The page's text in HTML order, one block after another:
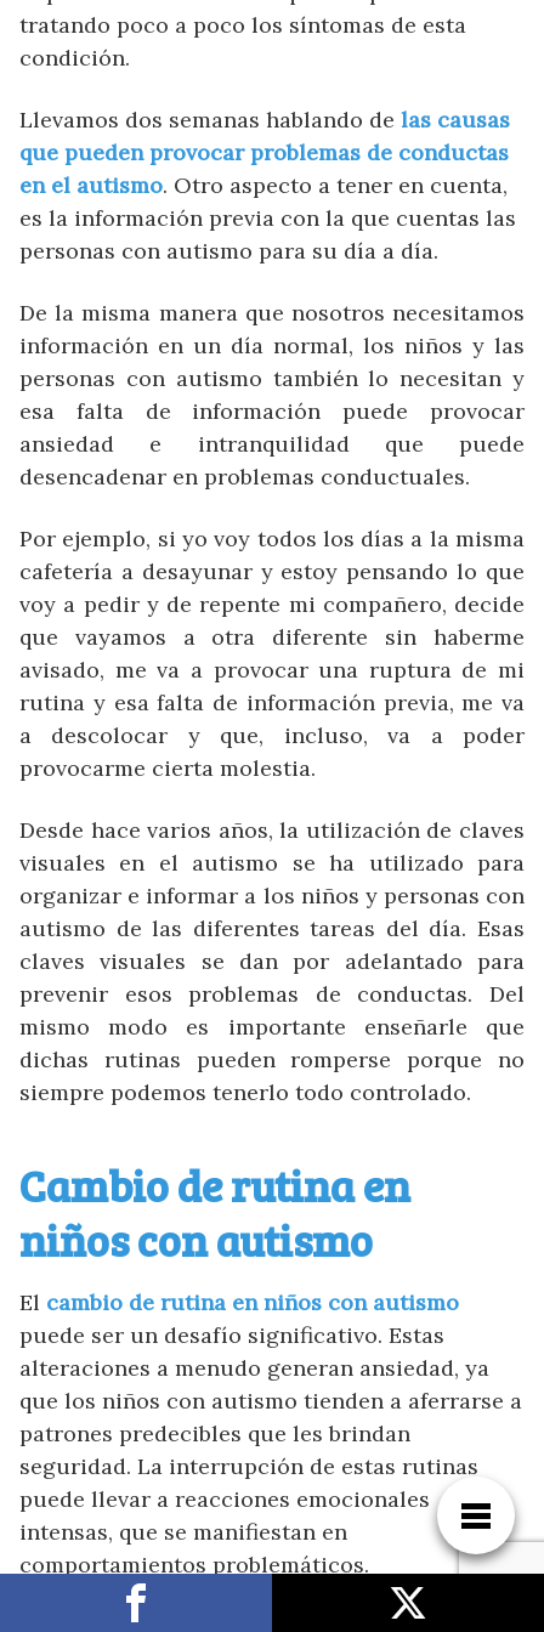
tratando poco a poco los síntomas de esta
condición.
Llevamos dos semanas hablando de las causas
que pueden provocar problemas de conductas
en el autismo. Otro aspecto a tener en cuenta,
es la información previa con la que cuentas las
personas con autismo para su día a día.
De la misma manera que nosotros necesitamos
información en un día normal, los niños y las
personas con autismo también lo necesitan y
esa falta de información puede provocar
ansiedad e intranquilidad que puede
desencadenar en problemas conductuales.
Por ejemplo, si yo voy todos los días a la misma
cafetería a desayunar y estoy pensando lo que
voy a pedir y de repente mi compañero, decide
que vayamos a otra diferente sin haberme
avisado, me va a provocar una ruptura de mi
rutina y esa falta de información previa, me va
a descolocar y que, incluso, va a poder
provocarme cierta molestia.
Desde hace varios años, la utilización de claves
visuales en el autismo se ha utilizado para
organizar e informar a los niños y personas con
autismo de las diferentes tareas del día. Esas
claves visuales se dan por adelantado para
prevenir esos problemas de conductas. Del
mismo modo es importante enseñarle que
dichas rutinas pueden romperse porque no
siempre podemos tenerlo todo controlado.
Cambio de rutina en
niños con autismo
El cambio de rutina en niños con autismo
puede ser un desafío significativo. Estas
alteraciones a menudo generan ansiedad, ya
que los niños con autismo tienden a aferrarse a
patrones predecibles que les brindan
seguridad. La interrupción de estas rutinas
puede llevar a reacciones emocionales
intensas, que se manifiestan en
comportamientos problemáticos.